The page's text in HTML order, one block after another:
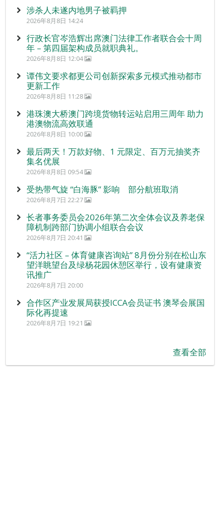
涉杀人未遂内地男子被羁押
2026年8月8日 14:24
行政长官岑浩辉出席澳门法律工作者联合会十周
年 – 第四届架构成员就职典礼。
2026年8月8日 12:04
谭伟文要求都更公司创新探索多元模式推动都市
更新工作
2026年8月8日 11:28
港珠澳大桥澳门跨境货物转运站启用三周年 助力
港澳物流高效联通
2026年8月8日 10:00
最后两天！万款好物、1 元限定、百万元抽奖齐
集名优展
2026年8月8日 09:54
受热带气旋 “白海豚” 影响 部分航班取消
2026年8月7日 22:27
长者事务委员会2026年第二次全体会议及养老保
障机制跨部门协调小组联合会议
2026年8月7日 20:41
“活力社区 – 体育健康咨询站” 8月份分别在松山东
望洋眺望台及绿杨花园休憩区举行，设有健康资
讯推广
2026年8月7日 20:00
合作区产业发展局获授ICCA会员证书 澳琴会展国
际化再提速
2026年8月7日 19:21
查看全部